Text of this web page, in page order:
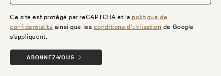
Ce site est protégé par reCAPTCHA et lapolitique de
confidentialité ainsi que les conditions d’utilisation de Google
s’appliquent.
ABONNEZ-VOUS